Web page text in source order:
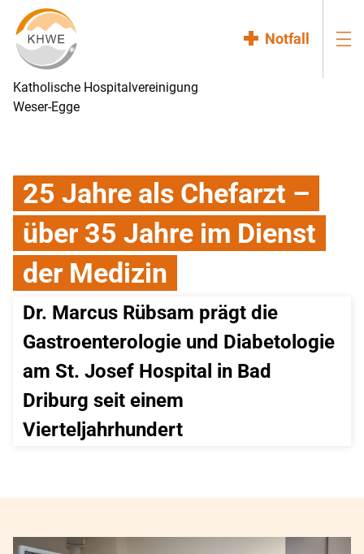
Katholische Hospitalvereinigung
Weser-Egge
Notfall
25 Jahre als Chefarzt –
über 35 Jahre im Dienst
der Medizin
Dr. Marcus Rübsam prägt die
Gastroenterologie und Diabetologie
am St. Josef Hospital in Bad
Driburg seit einem
Vierteljahrhundert